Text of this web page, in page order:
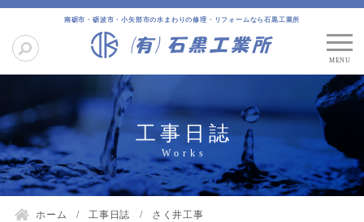
南砺市・砺波市・小矢部市の水まわりの修理・リフォームなら石黒工業所
工事日誌
ホーム 工事日誌 さく井工事